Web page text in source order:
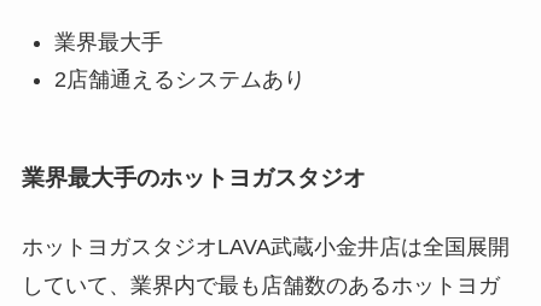
業界最大手
2店舗通えるシステムあり
業界最大手のホットヨガスタジオ
ホットヨガスタジオLAVA武蔵小金井店は全国展開
していて、業界内で最も店舗数のあるホットヨガ